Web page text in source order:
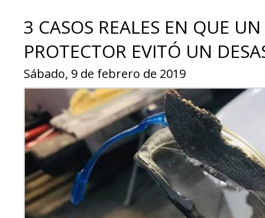
3 CASOS REALES EN QUE
PROTECTOR EVITÓ UN
Sábado, 9 de febrero de 2019